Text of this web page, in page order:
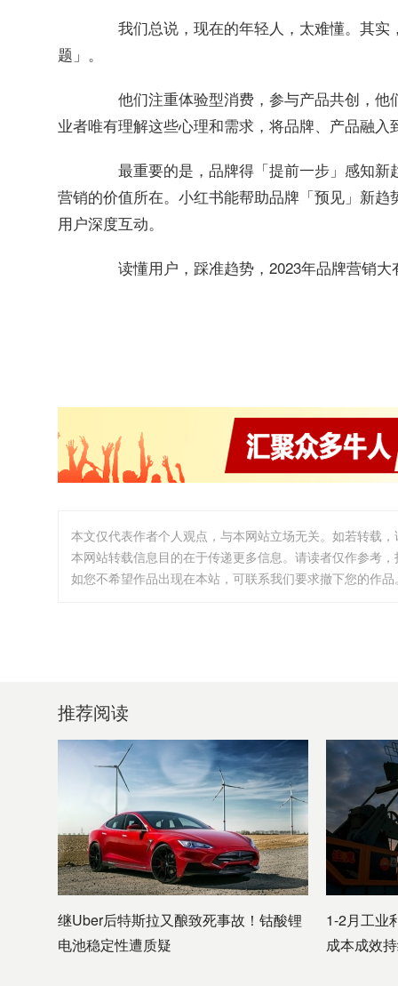
我们总说，现在的年轻人，太难懂。其实
题」。
他们注重体验型消费，参与产品共创，
业者唯有理解这些心理和需求，将品牌、产品融
最重要的是，品牌得「提前一步」感知新
营销的价值所在。 小红书能帮助品牌「预见」新
用户深度互动。
读懂用户，踩准趋势，2023年品牌营销大
本文仅代表作者个人观点，与本网站立场无关。如若转载
本网站转载信息目的在于传递更多信息。请读者仅作参考
如您不希望作品出现在本站，可联系我们要求撤下您的作
推荐阅读
继Uber后特斯拉又酿致死事故！钴酸锂
电池稳定性遭质疑
1-2月工业
成本成效